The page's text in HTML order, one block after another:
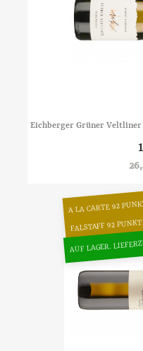
Eichberger Grüner Veltliner
A LA CARTE 92
FALSTAFF 92
AUF LAGER.